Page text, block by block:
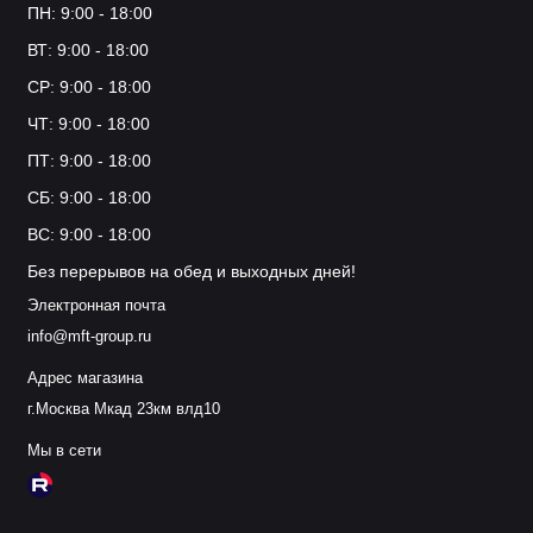
ПН: 9:00 - 18:00
ВТ: 9:00 - 18:00
СР: 9:00 - 18:00
ЧТ: 9:00 - 18:00
ПТ: 9:00 - 18:00
СБ: 9:00 - 18:00
ВС: 9:00 - 18:00
Без перерывов на обед и выходных дней!
Электронная почта
info@mft-group.ru
Адрес магазина
г.Москва Мкад 23км влд10
Мы в сети